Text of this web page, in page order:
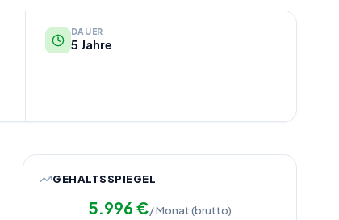
DAUER
5 Jahre
GEHALTSSPIEGEL
5.996 €/ Monat (brutto)